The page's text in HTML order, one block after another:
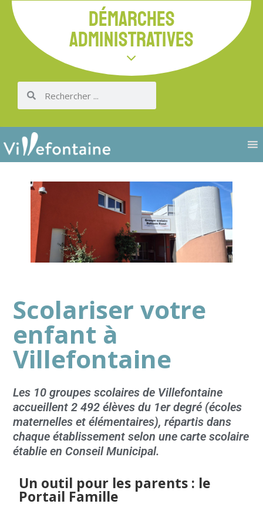
DÉMARCHES
ADMINISTRATIVES
Scolariser votre
enfant à
Villefontaine
Les 10 groupes scolaires de Villefontaine
accueillent 2 492 élèves du 1er degré (écoles
maternelles et élémentaires), répartis dans
chaque établissement selon une carte scolaire
établie en Conseil Municipal.
Un outil pour les parents : le
Portail Famille